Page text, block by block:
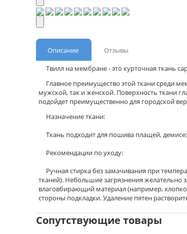
Описание
Отзывы
Твилл на мембране - это курточная ткань
Главное преимущество этой ткани среди
мужской, так и женской. Поверхность ткани
подойдет преимущественно для городской
Назначение ткани:
Ткань подходит для пошива плащей,
Рекомендации по уходу:
Ручная стирка без замачивания при
тканей). Небольшие загрязнения желательно
влаговбирающий материал (например,
стороны подкладки. Удаление пятен
Сопутствующие товары